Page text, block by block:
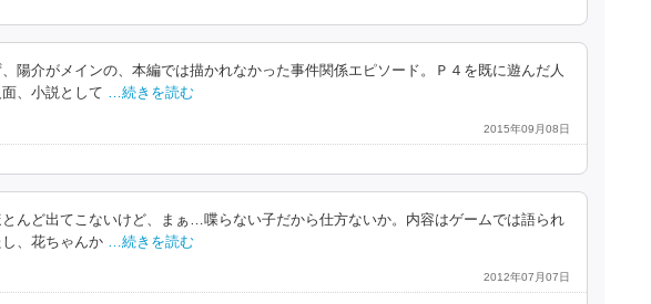
陽介がメインの、本編では描かれなかった事件関係エピソード。Ｐ４を既に遊んだ人
、小説として …続きを読む
2015年09月08日
んど出てこないけど、まぁ…喋らない子だから仕方ないか。内容はゲームでは語られ
、花ちゃんか …続きを読む
2012年07月07日